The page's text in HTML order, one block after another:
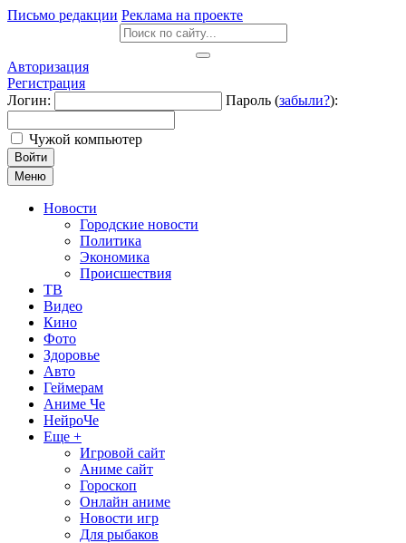
Письмо редакции Реклама на проекте
Авторизация
Регистрация
Логин:
Пароль (забыли?):
Чужой компьютер
Войти
Меню
Новости
Городские новости
Политика
Экономика
Происшествия
ТВ
Видео
Кино
Фото
Здоровье
Авто
Геймерам
Аниме Че
НейроЧе
Еще +
Игровой сайт
Аниме сайт
Гороскоп
Онлайн аниме
Новости игр
Для рыбаков